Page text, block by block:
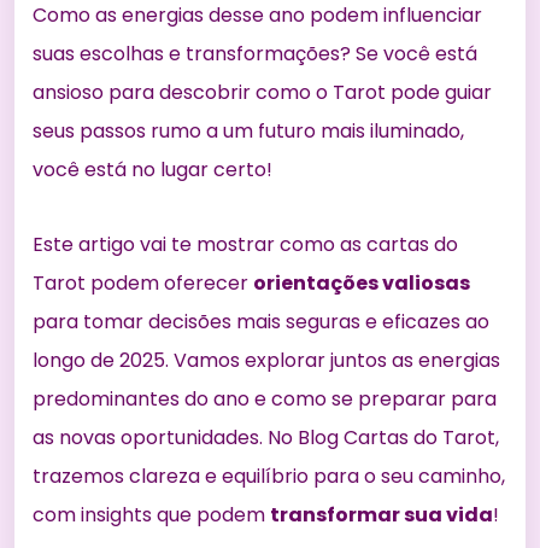
Como as energias desse ano podem influenciar
suas escolhas e transformações? Se você está
ansioso para descobrir como o Tarot pode guiar
seus passos rumo a um futuro mais iluminado,
você está no lugar certo!
Este artigo vai te mostrar como as cartas do
Tarot podem oferecer orientações valiosas
para tomar decisões mais seguras e eficazes ao
longo de 2025. Vamos explorar juntos as energias
predominantes do ano e como se preparar para
as novas oportunidades. No Blog Cartas do Tarot,
trazemos clareza e equilíbrio para o seu caminho,
com insights que podem transformar sua vida!